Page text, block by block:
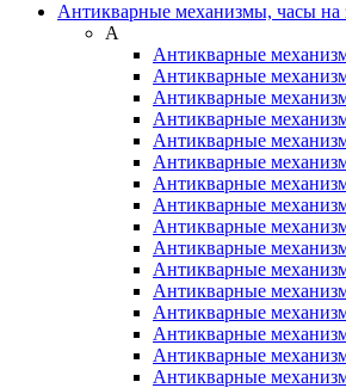
Антикварные механизмы, часы на
А
Антикварные
Антикварные
Антикварные
Антикварные
Антикварные
Антикварные
Антикварные
Антикварные
Антикварные
Антикварные
Антикварные
Антикварные
Антикварные
Антикварные
Антикварные
Антикварные